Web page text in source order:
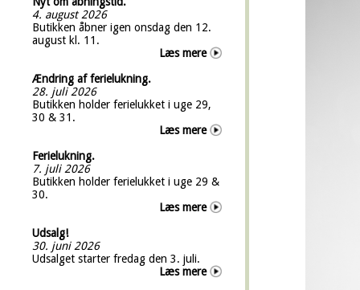
4. august 2026
Butikken åbner igen onsdag den 12.
august kl. 11.
Læs mere
Ændring af ferielukning.
28. juli 2026
Butikken holder ferielukket i uge 29,
30 & 31.
Læs mere
Ferielukning.
7. juli 2026
Butikken holder ferielukket i uge 29 &
30.
Læs mere
Udsalg!
30. juni 2026
Udsalget starter fredag den 3. juli.
Læs mere